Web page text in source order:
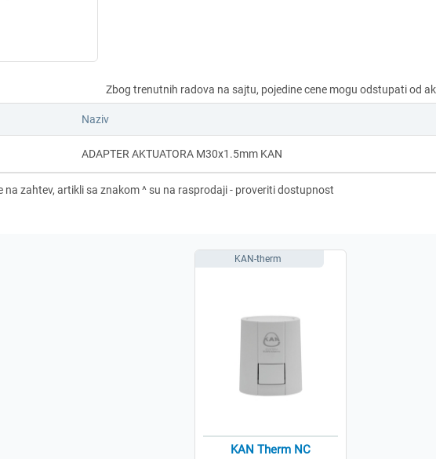
Naziv
ADAPTER AKTUATORA M30x1.5mm KAN
KAN Therm NC
KAN-therm